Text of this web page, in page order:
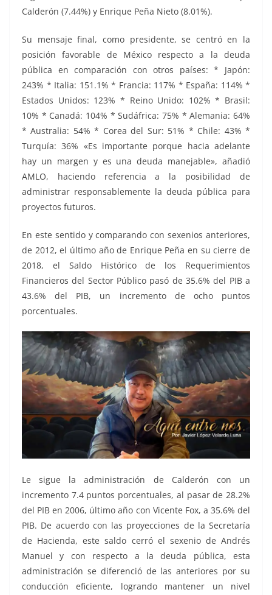
Calderón (7.44%) y Enrique Peña Nieto (8.01%).
Su mensaje final, como presidente, se centró en la
posición favorable de México respecto a la deuda
pública en comparación con otros países: * Japón:
243% * Italia: 151.1% * Francia: 117% * España: 114% *
Estados Unidos: 123% * Reino Unido: 102% * Brasil:
10% * Canadá: 104% * Sudáfrica: 75% * Alemania: 64%
* Australia: 54% * Corea del Sur: 51% * Chile: 43% *
Turquía: 36% «Es importante porque hacia adelante
hay un margen y es una deuda manejable», añadió
AMLO, haciendo referencia a la posibilidad de
administrar responsablemente la deuda pública para
proyectos futuros.
En este sentido y comparando con sexenios anteriores,
de 2012, el último año de Enrique Peña en su cierre de
2018, el Saldo Histórico de los Requerimientos
Financieros del Sector Público pasó de 35.6% del PIB a
43.6% del PIB, un incremento de ocho puntos
porcentuales.
Le sigue la administración de Calderón con un
incremento 7.4 puntos porcentuales, al pasar de 28.2%
del PIB en 2006, último año con Vicente Fox, a 35.6% del
PIB. De acuerdo con las proyecciones de la Secretaría
de Hacienda, este saldo cerró el sexenio de Andrés
Manuel y con respecto a la deuda pública, esta
administración se diferenció de las anteriores por su
conducción eficiente, logrando mantener un nivel